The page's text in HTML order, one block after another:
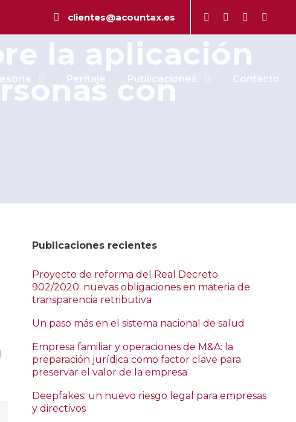
clientes@acountax.es
Peritaje Publicaciones Contacto
Supremo
la aplicación
con
Publicaciones recientes
Proyecto de reforma del Real Decreto
902/2020: nuevas obligaciones en materia de
transparencia retributiva
Un paso más en el sistema nacional de salud
Empresa familiar y operaciones de M&A: la
preparación jurídica como factor clave para
preservar el valor de la empresa
Deepfakes: un nuevo riesgo legal para empresas
y directivos